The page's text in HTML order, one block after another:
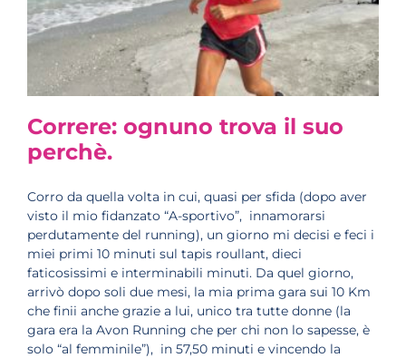
Correre: ognuno trova il suo
perchè.
Corro da quella volta in cui, quasi per sfida (dopo aver
visto il mio fidanzato “A-sportivo”, innamorarsi
perdutamente del running), un giorno mi decisi e feci i
miei primi 10 minuti sul tapis roullant, dieci
faticosissimi e interminabili minuti. Da quel giorno,
arrivò dopo soli due mesi, la mia prima gara sui 10 Km
che finii anche grazie a lui, unico tra tutte donne (la
gara era la Avon Running che per chi non lo sapesse, è
solo “al femminile”), in 57,50 minuti e vincendo la